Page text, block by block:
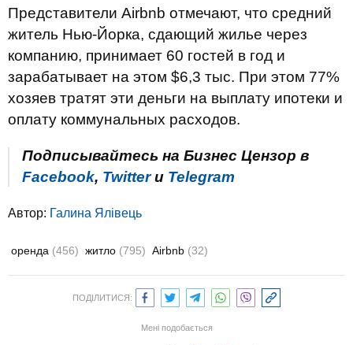
Представители Airbnb отмечают, что средний
житель Нью-Йорка, сдающий жилье через
компанию, принимает 60 гостей в год и
зарабатывает на этом $6,3 тыс. При этом 77%
хозяев тратят эти деньги на выплату ипотеки и
оплату коммунальных расходов.
Подписывайтесь на Бизнес Цензор в
Facebook, Twitterи Telegram
Автор: Галина Ялівець
оренда (456) житло (795) Airbnb (32)
ПОДІЛИТИСЯ:
Мені подобається